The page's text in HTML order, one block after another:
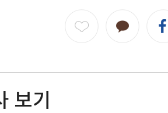
보기